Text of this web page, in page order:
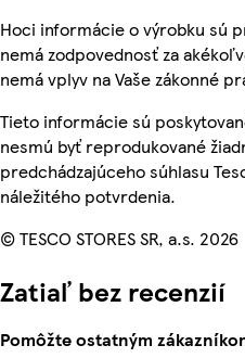
Hoci informácie o výrobku sú
nemá zodpovednosť za
nemá vplyv na Vaše zákonné
Tieto informácie sú
nesmú byť reprodukované
predchádzajúceho súhlasu
náležitého potvrdenia.
© TESCO STORES SR, a.s. 2026
Zatiaľ bez recenzií
Pomôžte ostatným